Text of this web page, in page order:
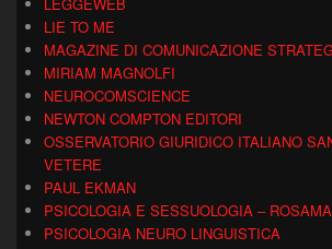
LEGGEWEB
LIE TO ME
MAGAZINE DI COMUNICAZIONE
MIRIAM MAGNOLFI
NEUROCOMSCIENCE
NEWTON COMPTON EDITORI
OSSERVATORIO GIURIDICO ITALIANO
VETERE
PAUL EKMAN
PSICOLOGIA E SESSUOLOGIA –
PSICOLOGIA NEURO LINGUISTICA